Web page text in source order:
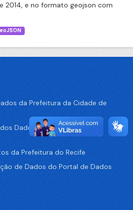
2014, e no formato geojson com
da Prefeitura da Cidade de
Dados no Portal de Dados
da Prefeitura do Recife
de Dados do Portal de Dados